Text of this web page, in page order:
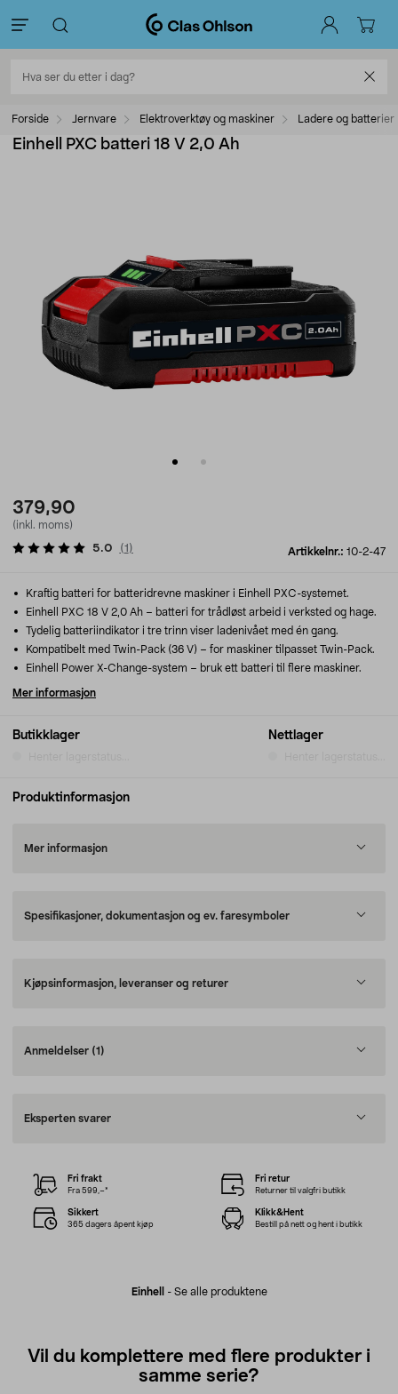
Forside Jernvare Elektroverktøy og maskiner Ladere og batterier
Einhell PXC batteri 18 V 2,0 Ah
379,90
(inkl. moms)
Artikkelnr.: 10-2-47
5.0 (1 )
Butikklager Nettlager
Kraftig batteri for batteridrevne maskiner i Einhell PXC-systemet.
Einhell PXC 18 V 2,0 Ah – batteri for trådløst arbeid i verksted og hage.
Tydelig batteriindikator i tre trinn viser ladenivået med én gang.
Kompatibelt med Twin-Pack (36 V) – for maskiner tilpasset Twin-Pack.
Einhell Power X-Change-system – bruk ett batteri til flere maskiner.
Mer informasjon
Produktinformasjon
Mer informasjon
Spesifikasjoner, dokumentasjon og ev. faresymboler
Kjøpsinformasjon, leveranser og returer
Anmeldelser (1)
Eksperten svarer
Einhell - Se alle produktene
Fri frakt
Fra 599,–*
Fri retur
Returner til valgfri butikk
Sikkert
365 dagers åpent kjøp
Klikk&Hent
Bestill på nett og hent i butikk
Vil du komplettere med flere produkter i
samme serie?